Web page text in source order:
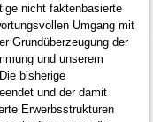
nicht faktenbasierte
Umgang mit
Grundüberzeugung der
und unserem
bisherige
und der damit
Erwerbsstrukturen